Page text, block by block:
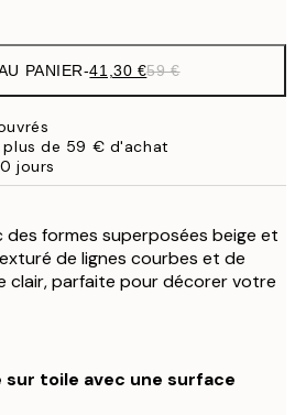
PANIER-41,30 €59 €
de 59 € d'achat
jours
formes superposées beige et
de lignes courbes et de
clair, parfaite pour décorer votre
toile avec une surface